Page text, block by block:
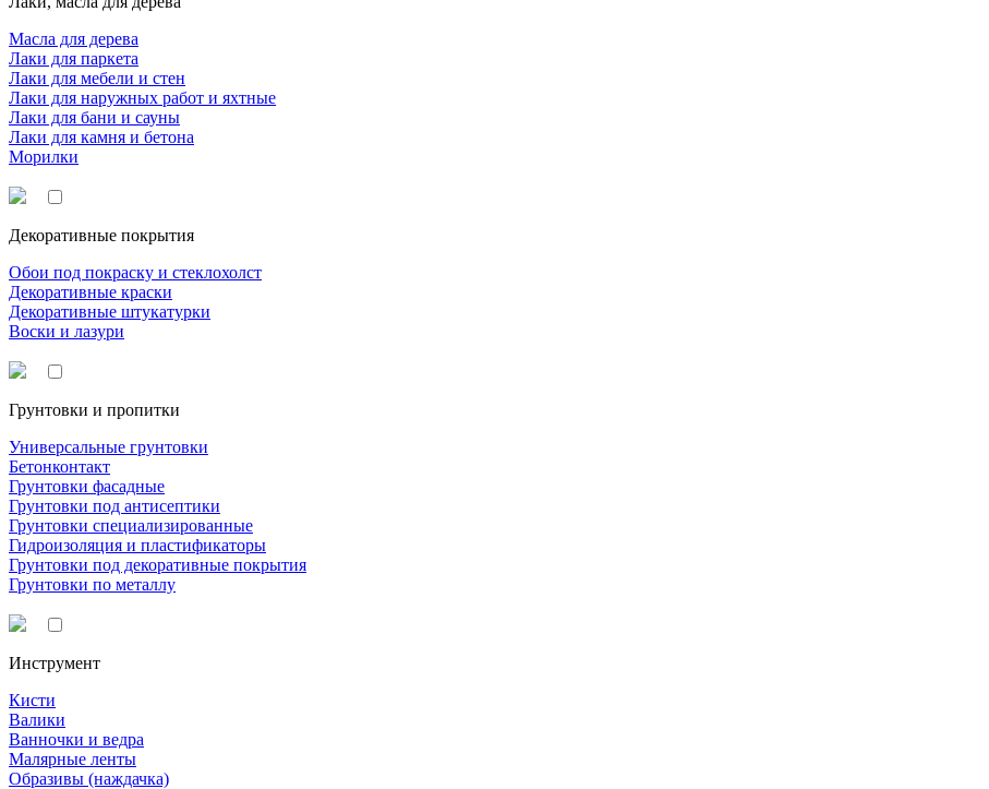
Масла для дерева
Лаки для паркета
Лаки для мебели и стен
Лаки для наружных работ и яхтные
Лаки для бани и сауны
Лаки для камня и бетона
Морилки
Декоративные покрытия
Обои под покраску и стеклохолст
Декоративные краски
Декоративные штукатурки
Воски и лазури
Грунтовки и пропитки
Универсальные грунтовки
Бетонконтакт
Грунтовки фасадные
Грунтовки под антисептики
Грунтовки специализированные
Гидроизоляция и пластификаторы
Грунтовки под декоративные покрытия
Грунтовки по металлу
Инструмент
Кисти
Валики
Ванночки и ведра
Малярные ленты
Образивы (наждачка)